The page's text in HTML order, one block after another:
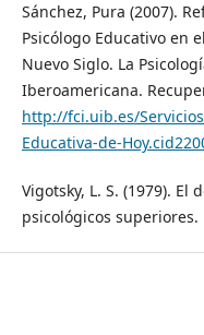
Sánchez, Pura (2007).
Psicólogo Educativo en
Nuevo Siglo. La
Iberoamericana.
http://fci.uib.es/
Educativa-de-
Vigotsky, L. S. (1979). El
psicológicos superiores.